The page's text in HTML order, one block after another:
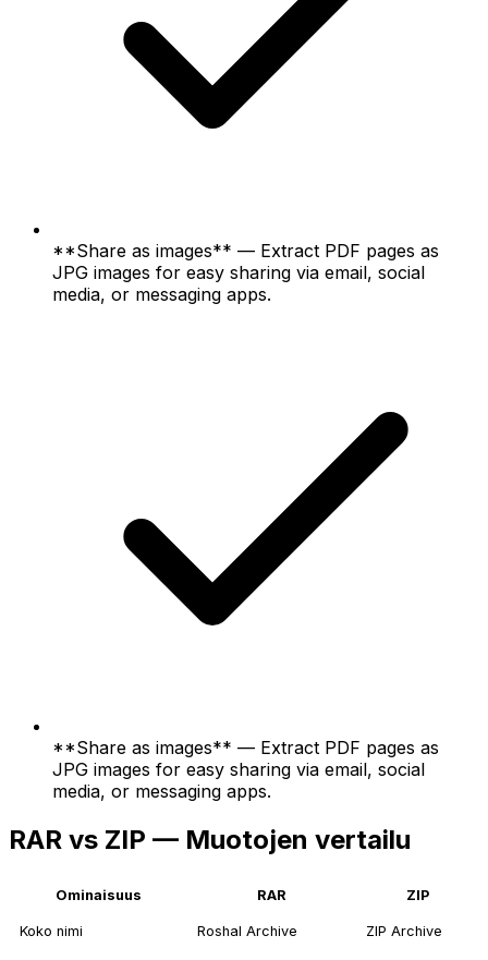
**Share as images** — Extract PDF pages as
JPG images for easy sharing via email, social
media, or messaging apps.
**Share as images** — Extract PDF pages as
JPG images for easy sharing via email, social
media, or messaging apps.
RAR vs ZIP — Muotojen vertailu
Ominaisuus RAR ZIP
Koko nimi Roshal Archive ZIP Archive